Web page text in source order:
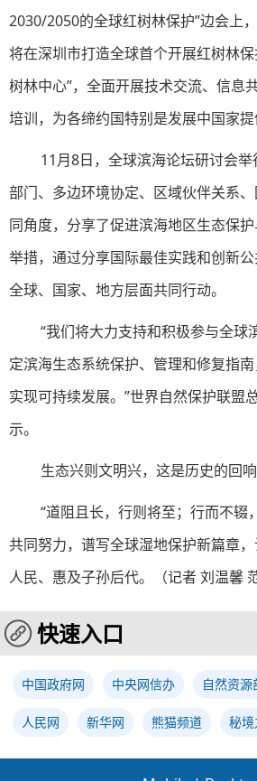
2030/2050的全球红树林保护”边会上
将在深圳市打造全球首个开展红树林
树林中心”，全面开展技术交流、信息
培训，为各缔约国特别是发展中国家提
11月8日，全球滨海论坛研讨会
部门、多边环境协定、区域伙伴关系
同角度，分享了促进滨海地区生态保
举措，通过分享国际最佳实践和创新
全球、国家、地方层面共同行动。
“我们将大力支持和积极参与全球
定滨海生态系统保护、管理和修复指
实现可持续发展。”世界自然保护联盟
示。
生态兴则文明兴，这是历史的回
“道阻且长，行则将至；行而不辍
共同努力，谱写全球湿地保护新篇章
人民、惠及子孙后代。（记者 刘温馨
快速入口
中国政府网 中央网信办 自然资源
人民网 新华网 熊猫频道 秘境